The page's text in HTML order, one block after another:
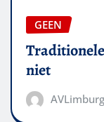
GEEN
niet
AVLimburg